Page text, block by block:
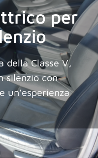
per
della Classe V,
silenzio con
un’esperienza